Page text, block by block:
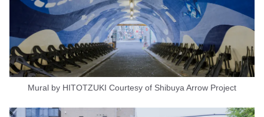
Mural by HITOTZUKI Courtesy of Shibuya Arrow Project